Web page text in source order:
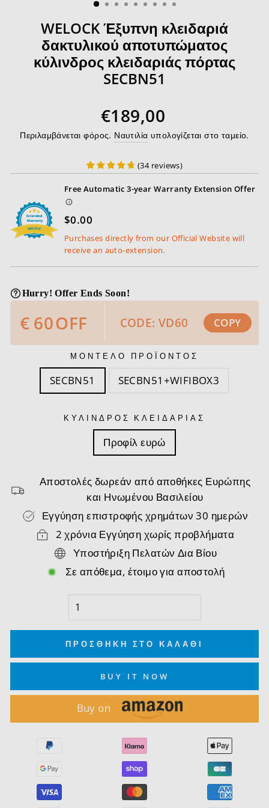
WELOCK Έξυπνη κλειδαριά
δακτυλικού αποτυπώματος
κύλινδρος κλειδαριάς πόρτας
SECBN51
Κανονική τιμή
€189,00
Περιλαμβάνεται φόρος. Ναυτιλία υπολογίζεται στο ταμείο.
(34 reviews)
Free Automatic 3-year Warranty Extension Offer
$0.00
Purchases directly from our Official Website will
receive an auto-extension.
Hurry! Offer Ends Soon!
€ 60OFF CODE: VD60 COPY
ΜΟΝΤΕΛΟ ΠΡΟΪΟΝΤΟΣ
SECBN51 SECBN51+WIFIBOX3
ΚΎΛΙΝΔΡΟΣ ΚΛΕΙΔΑΡΙΆΣ
Προφίλ ευρώ
Αποστολές δωρεάν από αποθήκες Ευρώπης
και Ηνωμένου Βασιλείου
Εγγύηση επιστροφής χρημάτων 30 ημερών
2 χρόνια Εγγύηση χωρίς προβλήματα
Υποστήριξη Πελατών Δια Βίου
Σε απόθεμα, έτοιμο για αποστολή
ΠΡΟΣΘΉΚΗ ΣΤΟ ΚΑΛΆΘΙ
BUY IT NOW
Buy on